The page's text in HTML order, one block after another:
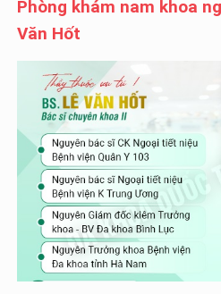
Phòng khám nam khoa
Văn Hốt